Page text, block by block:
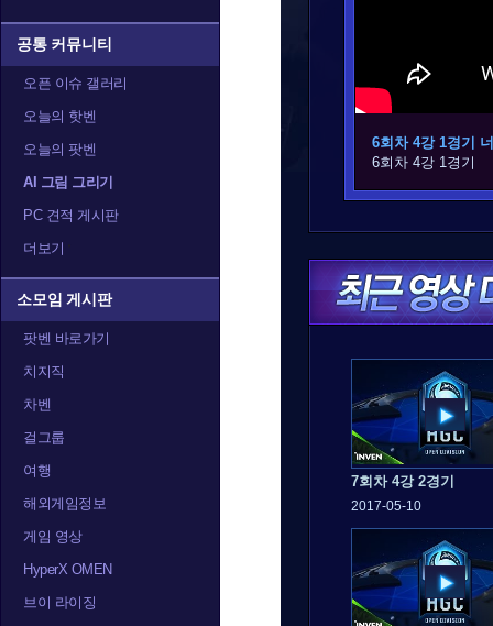
공통 커뮤니티
오픈 이슈 갤러리
오늘의 핫벤
오늘의 팟벤
AI 그림 그리기
PC 견적 게시판
더보기
소모임 게시판
팟벤 바로가기
치지직
차벤
걸그룹
여행
해외게임정보
게임 영상
HyperX OMEN
브이 라이징
6회차 4강 1경기
6회차 4강 1경기
7회차 4강 2경기
2017-05-10